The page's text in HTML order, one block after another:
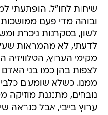
שיחות לחו"ל. הופתעתי
ובוהה מדי פעם ממושכות
לשון, בסקרנות ניכרת
לדעתי, לא מהמראות
מקימי הערוץ,
לצפות בהן כמו בני
ממנו. כשלא שומעים
נובחים, מתנגנת
ערוץ בייבי, אבל כנראה